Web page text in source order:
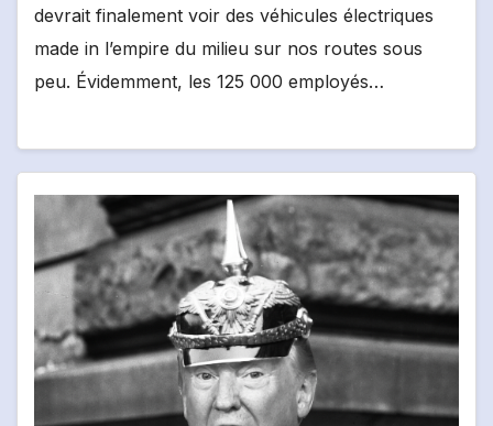
devrait finalement voir des véhicules électriques
made in l’empire du milieu sur nos routes sous
peu. Évidemment, les 125 000 employés…